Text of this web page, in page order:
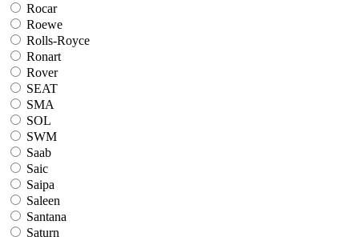
Rocar
Roewe
Rolls-Royce
Ronart
Rover
SEAT
SMA
SOL
SWM
Saab
Saic
Saipa
Saleen
Santana
Saturn